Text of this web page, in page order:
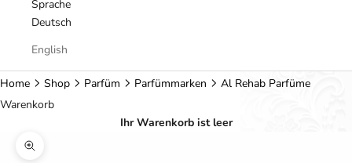
Sprache
Deutsch
English
Home Shop Parfüm Parfümmarken
Al Rehab Parfüme
Warenkorb
Ihr Warenkorb ist leer
Bild vergrößern